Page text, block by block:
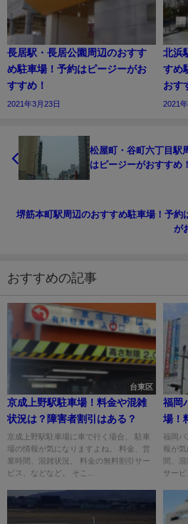
長居駅・長居公園周辺のおすす
め駐車場！予約はピージーがお
すすめ！
2021年3月23日
北浜
すめ
おす
2021
松屋町・谷町六丁目駅
はピージーがおすすめ！
堺筋本町駅周辺のおすすめ駐車場！予約
が
おすすめの記事
台東区
京成上野駅駐車場！料金や混雑
状況は？障害者割引はある？
京成上野駅駐車場に車で行く場合、 駐車
場の情報が気になりますよね。 料金、営
業時間、混雑状況、 料金の無料割引サー
ビス、などなど。 そこ...
福岡
場！
は？
福岡
報が
間、
サー